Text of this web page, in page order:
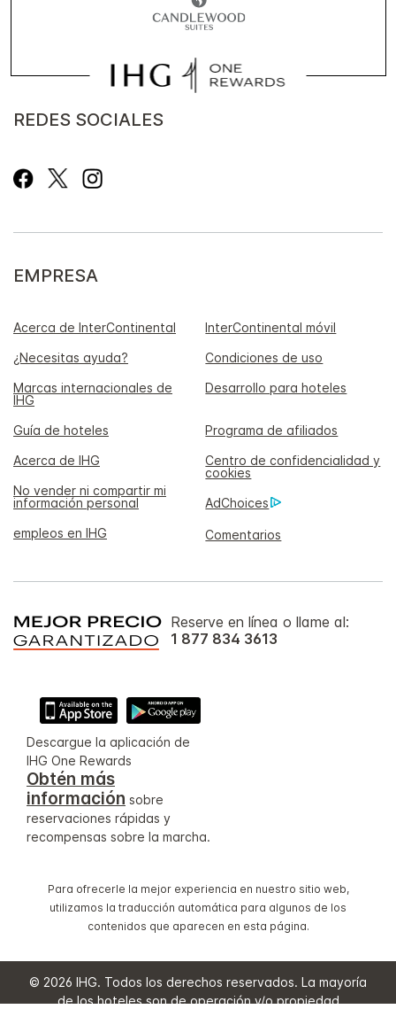
REDES SOCIALES
EMPRESA
Acerca de InterContinental
InterContinental móvil
¿Necesitas ayuda?
Condiciones de uso
Marcas internacionales de
IHG
Desarrollo para hoteles
Guía de hoteles
Programa de afiliados
Acerca de IHG
Centro de confidencialidad y
cookies
No vender ni compartir mi
información personal
AdChoices
empleos en IHG
Comentarios
Reserve en línea o llame al:
1 877 834 3613
Descargue la aplicación de
IHG One Rewards
Obtén más
información sobre
reservaciones rápidas y
recompensas sobre la marcha.
Para ofrecerle la mejor experiencia en nuestro sitio web,
utilizamos la traducción automática para algunos de los
contenidos que aparecen en esta página.
© 2026 IHG. Todos los derechos reservados. La mayoría
de los hoteles son de operación y/o propiedad